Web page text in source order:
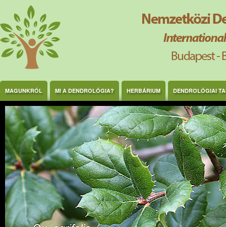
Ugrás a tartalomra
MAGUNKRÓL MI A DENDROLÓGIA? HERBÁRIUM DENDROLÓGIAI